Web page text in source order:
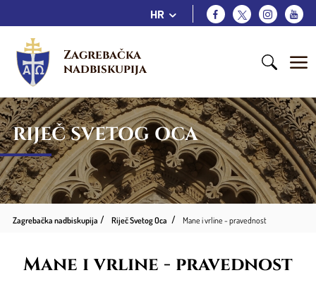
HR
Zagrebačka
nadbiskupija
RIJEČ SVETOG OCA
Zagrebačka nadbiskupija Riječ Svetog Oca Mane i vrline - pravednost
Mane i vrline - pravednost